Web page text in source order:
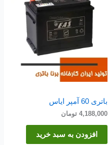
باتری 60 آمپر ایاس
4,188,000 تومان
افزودن به سبد خرید